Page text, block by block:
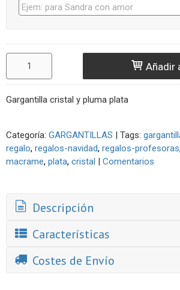
Añadir
Gargantilla cristal y pluma plata
Categoría: GARGANTILLAS Tags:
regalo regalos-navidad regalos-profesoras
macrame plata cristal Comentarios
Descripción
Características
Costes de Envío